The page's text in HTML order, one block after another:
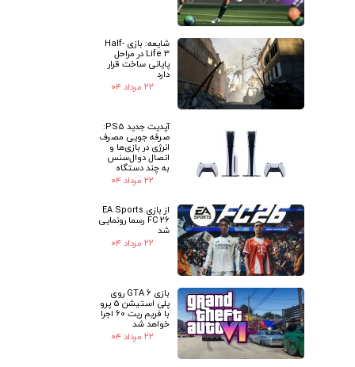
شایعه: بازی Half-
Life 3 در مراحل
پایانی ساخت قرار
دارد
۲۲ مرداد ۰۴
آپدیت جدید PS5:
صرفه جویی مصرف
انرژی در بازی‌ها و
اتصال دوال‌سنس
به چند دستگاه
۲۲ مرداد ۰۴
از بازی EA Sports
FC 26 رسما رونمایی
شد
۲۲ مرداد ۰۴
بازی GTA 6 روی
پلی استیشن 5 پرو
با فریم ریت 60 اجرا
خواهد شد
۲۲ مرداد ۰۴